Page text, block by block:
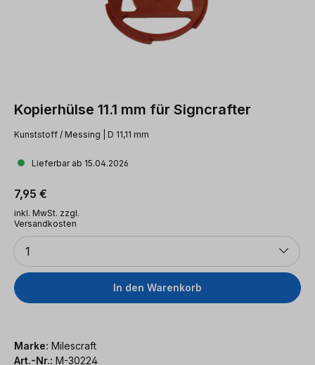
Kopierhülse 11.1 mm für Signcrafter
Kunststoff / Messing | D 11,11 mm
Lieferbar ab 15.04.2026
Regulärer Preis:
7,95 €
inkl. MwSt. zzgl.
Versandkosten
Anzahl
1
In den Warenkorb
Marke: Milescraft
Art.-Nr.: M-30224